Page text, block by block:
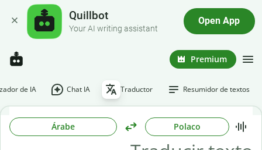
Quillbot
Your AI writing assistant
Open App
Premium
de IA Chat IA Traductor Resumidor de textos
Árabe Polaco